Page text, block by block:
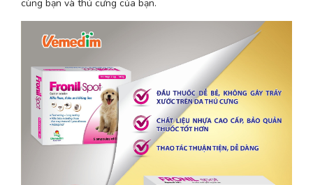
cùng bạn và thú cưng của bạn.